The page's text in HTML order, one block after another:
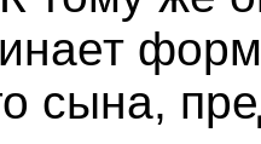
сына,